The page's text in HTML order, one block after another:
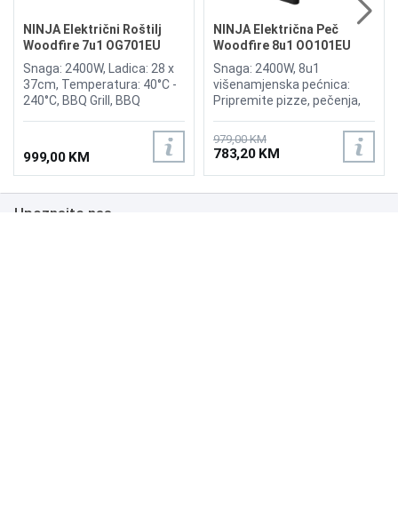
NINJA Električni Roštilj
Woodfire 7u1 OG701EU
Snaga: 2400W, Ladica: 28 x
37cm, Temperatura: 40°C -
240°C, BBQ Grill, BBQ
otvorenom, Ninja Woodfire
Pelete, All-Purpose Blend,
Robust Blend, Nehrđajući
čelik, Vodootporan prema
ocjeni IPX4, Težina: 13,9kg
999,00 KM
NINJA Električna Peč
Woodfire 8u1 OO101EU
Snaga: 2400W, 8u1
višenamjenska pećnica:
Pripremite pizze, pečenja,
grickalice i još mnogo toga
uz samo jedan uređaj,
Autentičan okus drva:
Zahvaljujući Woodfire
tehnologiji,
979,00 KM
783,20 KM
Upoznajte nas